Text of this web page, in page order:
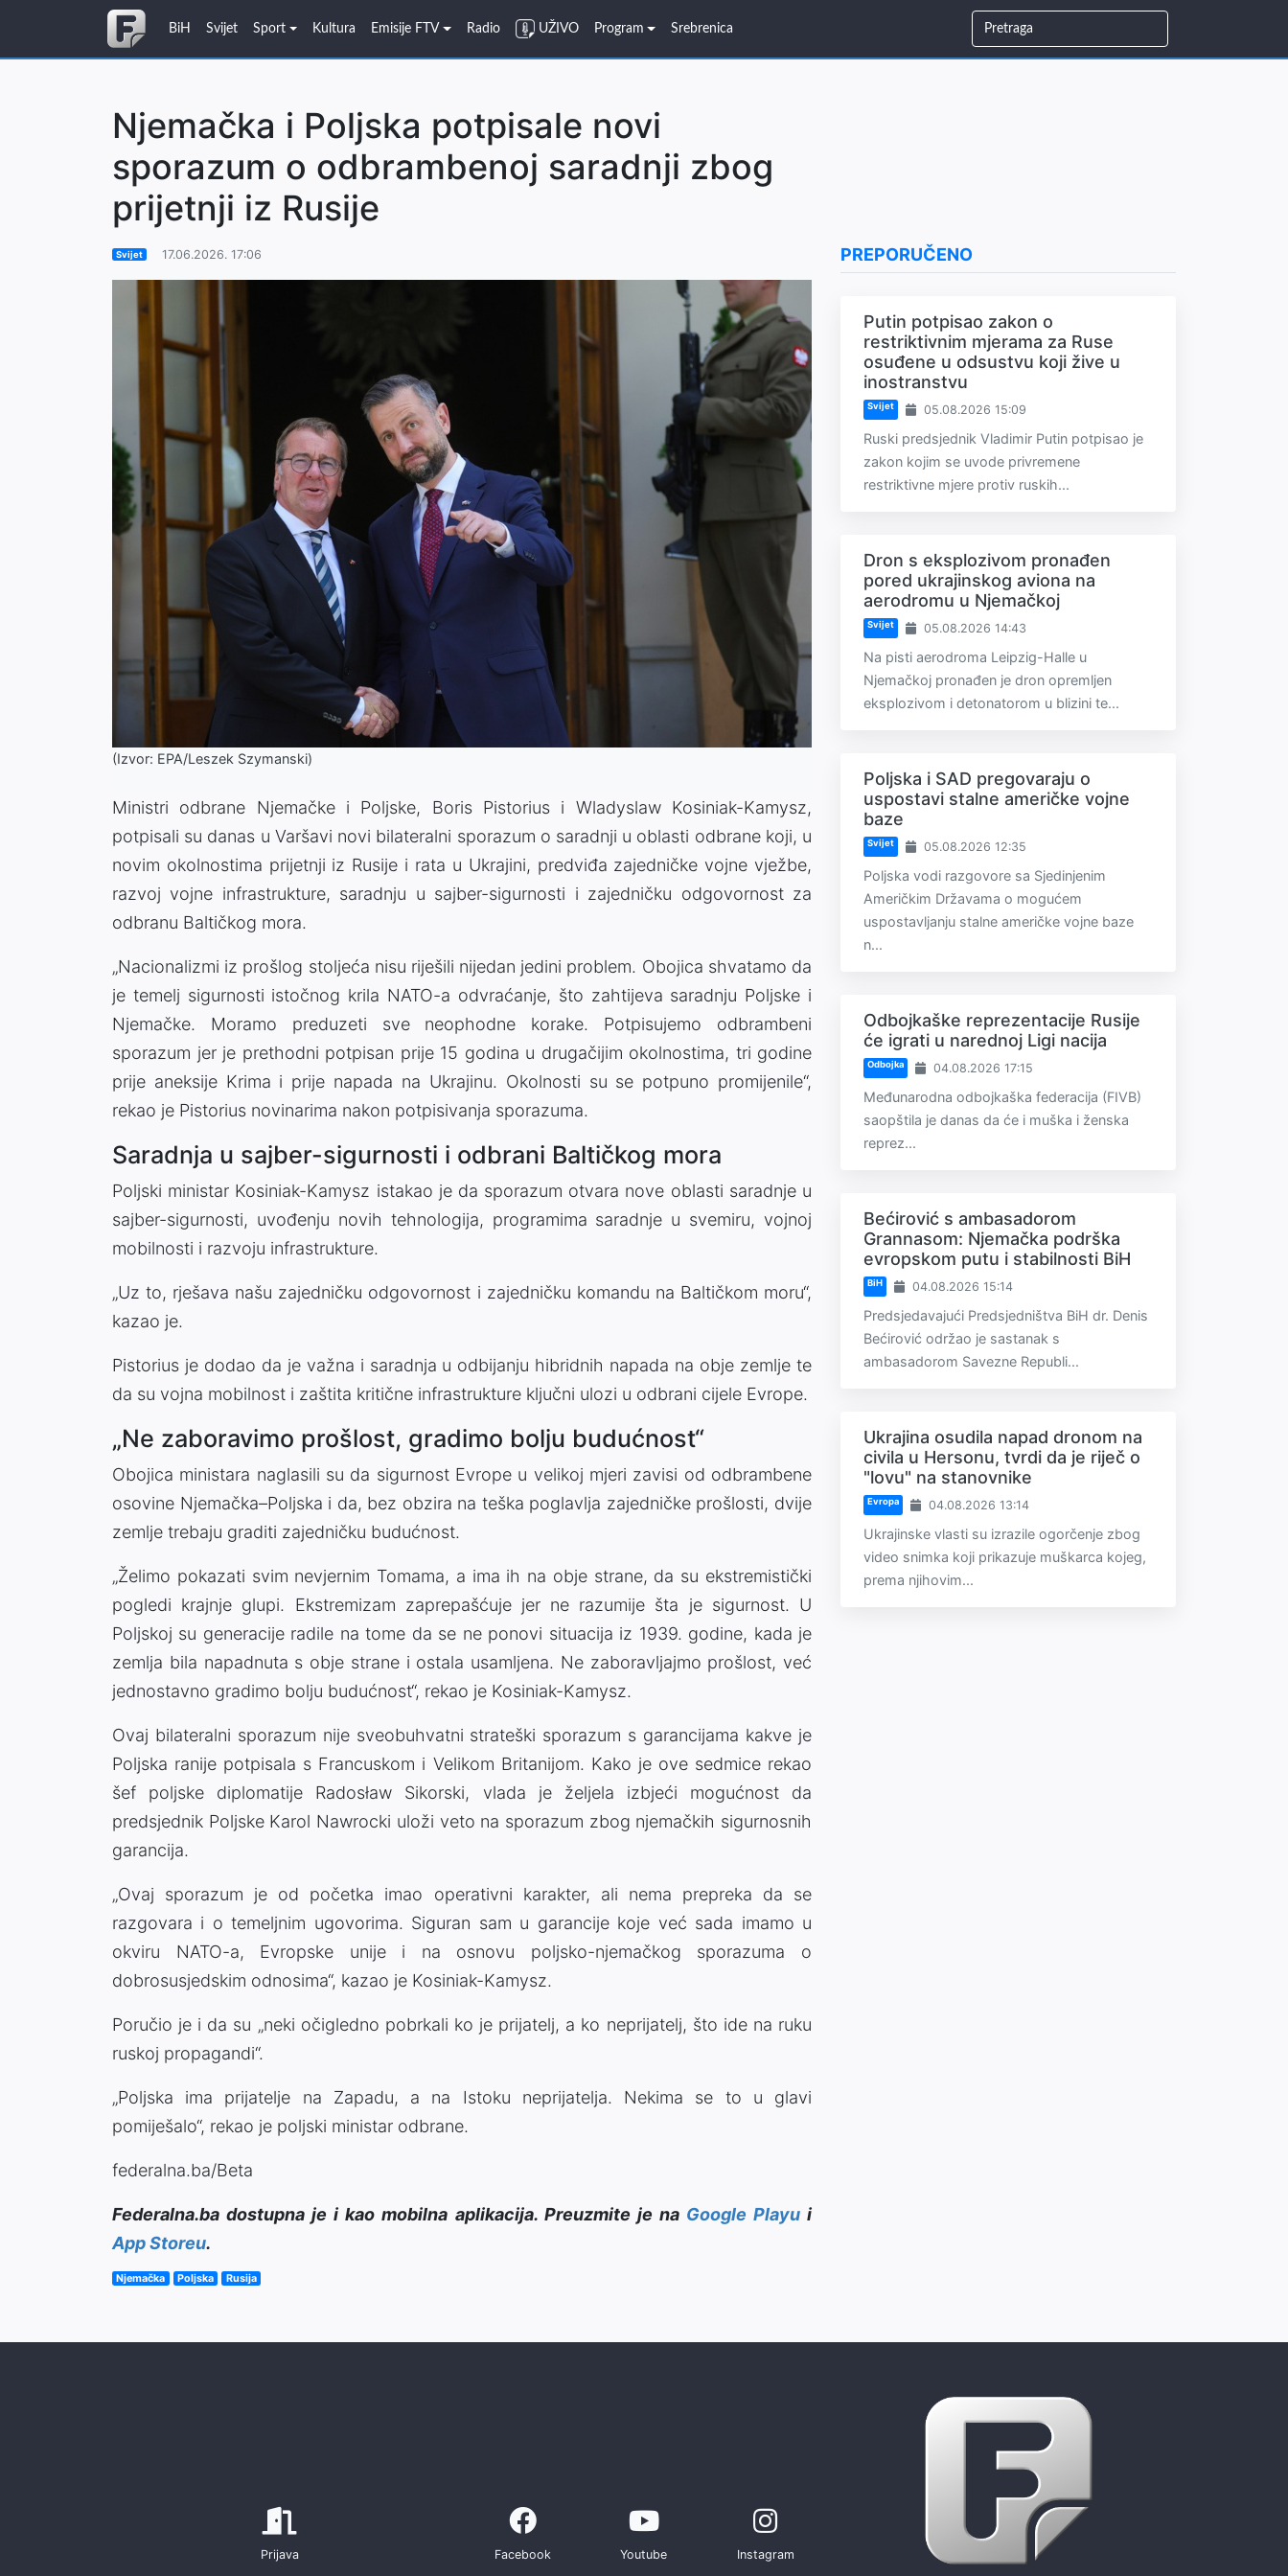
BiH Svijet Sport Kultura Emisije FTV Radio UŽIVO Program Srebrenica
Njemačka i Poljska potpisale novi
sporazum o odbrambenoj saradnji zbog
prijetnji iz Rusije
Svijet 17.06.2026. 17:06
(Izvor: EPA/Leszek Szymanski)
Ministri odbrane Njemačke i Poljske, Boris Pistorius i Wladyslaw Kosiniak-Kamysz,
potpisali su danas u Varšavi novi bilateralni sporazum o saradnji u oblasti odbrane koji, u
novim okolnostima prijetnji iz Rusije i rata u Ukrajini, predviđa zajedničke vojne vježbe,
razvoj vojne infrastrukture, saradnju u sajber-sigurnosti i zajedničku odgovornost za
odbranu Baltičkog mora.
„Nacionalizmi iz prošlog stoljeća nisu riješili nijedan jedini problem. Obojica shvatamo da
je temelj sigurnosti istočnog krila NATO-a odvraćanje, što zahtijeva saradnju Poljske i
Njemačke. Moramo preduzeti sve neophodne korake. Potpisujemo odbrambeni
sporazum jer je prethodni potpisan prije 15 godina u drugačijim okolnostima, tri godine
prije aneksije Krima i prije napada na Ukrajinu. Okolnosti su se potpuno promijenile“,
rekao je Pistorius novinarima nakon potpisivanja sporazuma.
Saradnja u sajber-sigurnosti i odbrani Baltičkog mora
Poljski ministar Kosiniak-Kamysz istakao je da sporazum otvara nove oblasti saradnje u
sajber-sigurnosti, uvođenju novih tehnologija, programima saradnje u svemiru, vojnoj
mobilnosti i razvoju infrastrukture.
„Uz to, rješava našu zajedničku odgovornost i zajedničku komandu na Baltičkom moru“,
kazao je.
Pistorius je dodao da je važna i saradnja u odbijanju hibridnih napada na obje zemlje te
da su vojna mobilnost i zaštita kritične infrastrukture ključni ulozi u odbrani cijele Evrope.
„Ne zaboravimo prošlost, gradimo bolju budućnost“
Obojica ministara naglasili su da sigurnost Evrope u velikoj mjeri zavisi od odbrambene
osovine Njemačka–Poljska i da, bez obzira na teška poglavlja zajedničke prošlosti, dvije
zemlje trebaju graditi zajedničku budućnost.
„Želimo pokazati svim nevjernim Tomama, a ima ih na obje strane, da su ekstremistički
pogledi krajnje glupi. Ekstremizam zaprepašćuje jer ne razumije šta je sigurnost. U
Poljskoj su generacije radile na tome da se ne ponovi situacija iz 1939. godine, kada je
zemlja bila napadnuta s obje strane i ostala usamljena. Ne zaboravljajmo prošlost, već
jednostavno gradimo bolju budućnost“, rekao je Kosiniak-Kamysz.
Ovaj bilateralni sporazum nije sveobuhvatni strateški sporazum s garancijama kakve je
Poljska ranije potpisala s Francuskom i Velikom Britanijom. Kako je ove sedmice rekao
šef poljske diplomatije Radosław Sikorski, vlada je željela izbjeći mogućnost da
predsjednik Poljske Karol Nawrocki uloži veto na sporazum zbog njemačkih sigurnosnih
garancija.
„Ovaj sporazum je od početka imao operativni karakter, ali nema prepreka da se
razgovara i o temeljnim ugovorima. Siguran sam u garancije koje već sada imamo u
okviru NATO-a, Evropske unije i na osnovu poljsko-njemačkog sporazuma o
dobrosusjedskim odnosima“, kazao je Kosiniak-Kamysz.
Poručio je i da su „neki očigledno pobrkali ko je prijatelj, a ko neprijatelj, što ide na ruku
ruskoj propagandi“.
„Poljska ima prijatelje na Zapadu, a na Istoku neprijatelja. Nekima se to u glavi
pomiješalo“, rekao je poljski ministar odbrane.
federalna.ba/Beta
Federalna.ba dostupna je i kao mobilna aplikacija. Preuzmite je na Google Playui
App Storeu.
Njemačka Poljska Rusija
PREPORUČENO
Putin potpisao zakon o
restriktivnim mjerama za Ruse
osuđene u odsustvu koji žive u
inostranstvu
Svijet 05.08.2026 15:09
Ruski predsjednik Vladimir Putin potpisao je
zakon kojim se uvode privremene
restriktivne mjere protiv ruskih...
Dron s eksplozivom pronađen
pored ukrajinskog aviona na
aerodromu u Njemačkoj
Svijet 05.08.2026 14:43
Na pisti aerodroma Leipzig-Halle u
Njemačkoj pronađen je dron opremljen
eksplozivom i detonatorom u blizini te...
Poljska i SAD pregovaraju o
uspostavi stalne američke vojne
baze
Svijet 05.08.2026 12:35
Poljska vodi razgovore sa Sjedinjenim
Američkim Državama o mogućem
uspostavljanju stalne američke vojne baze
n...
Odbojkaške reprezentacije Rusije
će igrati u narednoj Ligi nacija
Odbojka 04.08.2026 17:15
Međunarodna odbojkaška federacija (FIVB)
saopštila je danas da će i muška i ženska
reprez...
Bećirović s ambasadorom
Grannasom: Njemačka podrška
evropskom putu i stabilnosti BiH
BiH 04.08.2026 15:14
Predsjedavajući Predsjedništva BiH dr. Denis
Bećirović održao je sastanak s
ambasadorom Savezne Republi...
Ukrajina osudila napad dronom na
civila u Hersonu, tvrdi da je riječ o
"lovu" na stanovnike
Evropa 04.08.2026 13:14
Ukrajinske vlasti su izrazile ogorčenje zbog
video snimka koji prikazuje muškarca kojeg,
prema njihovim...
Prijava Facebook Youtube Instagram